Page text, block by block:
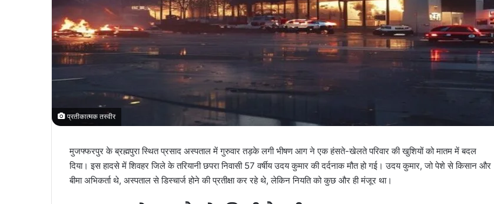
प्रतीकात्मक तस्वीर
मुजफ्फरपुर के ब्रह्मपुरा स्थित प्रसाद अस्पताल में गुरुवार तड़के लगी भीषण आग ने एक हंसते-खेलते परिवार की खुशियों को मातम में बदल
दिया। इस हादसे में शिवहर जिले के तरियानी छपरा निवासी 57 वर्षीय उदय कुमार की दर्दनाक मौत हो गई। उदय कुमार, जो पेशे से किसान और
बीमा अभिकर्ता थे, अस्पताल से डिस्चार्ज होने की प्रतीक्षा कर रहे थे, लेकिन नियति को कुछ और ही मंजूर था।